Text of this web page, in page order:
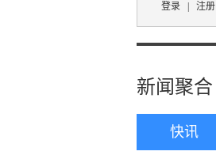
登录 注册
新闻聚合
快讯